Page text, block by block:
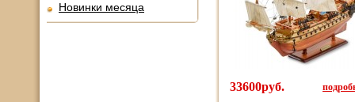
Новинки месяца
33600руб.